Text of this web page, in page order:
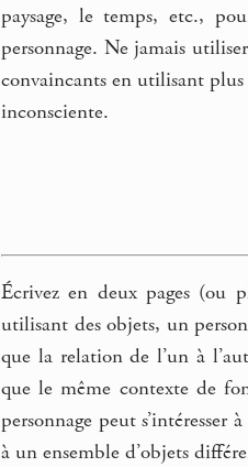
paysage, le temps, etc.,
personnage. Ne jamais
convaincants en utilisant
inconsciente.
Écrivez en deux pages (ou
utilisant des objets, un
que la relation de l’un à
que le même contexte de
personnage peut
à un ensemble d’objets